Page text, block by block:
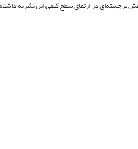
برجسته‌ای در ارتقای سطح کیفی این نشریه